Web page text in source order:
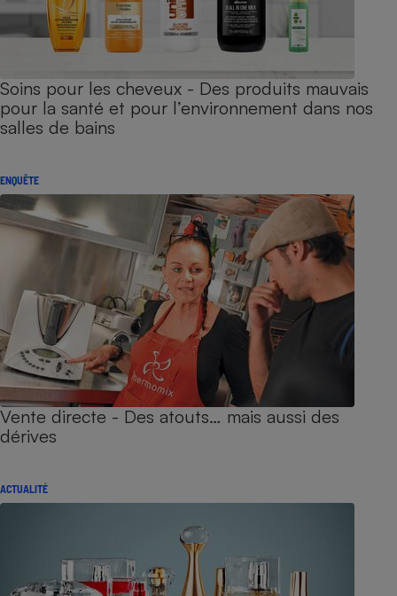
Soins pour les cheveux - Des produits mauvais
pour la santé et pour l’environnement dans nos
salles de bains
ENQUÊTE
Vente directe - Des atouts… mais aussi des
dérives
ACTUALITÉ